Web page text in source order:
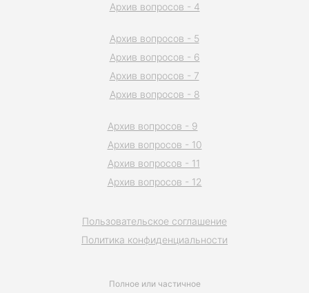
Полное или частичное
Пользовательское соглашение
Политика конфиденциальности
Архив вопросов - 4
Архив вопросов - 5
Архив вопросов - 6
Архив вопросов - 7
Архив вопросов - 8
Архив вопросов - 9
Архив вопросов - 10
Архив вопросов - 11
Архив вопросов - 12